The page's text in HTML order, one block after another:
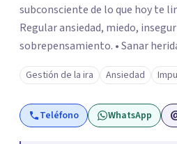
subconsciente de lo que hoy te limita. Te
Regular ansiedad, miedo,
sobrepensamiento. • Sanar
fortalecer tu autoestima. . Comprender por qué repites
ciertos patrones o emociones. Puedes superar lo que te
preocupa y lograr tus objetivos
imaginas. Contáctame por
Gestión de la ira Ansiedad
Teléfono WhatsApp